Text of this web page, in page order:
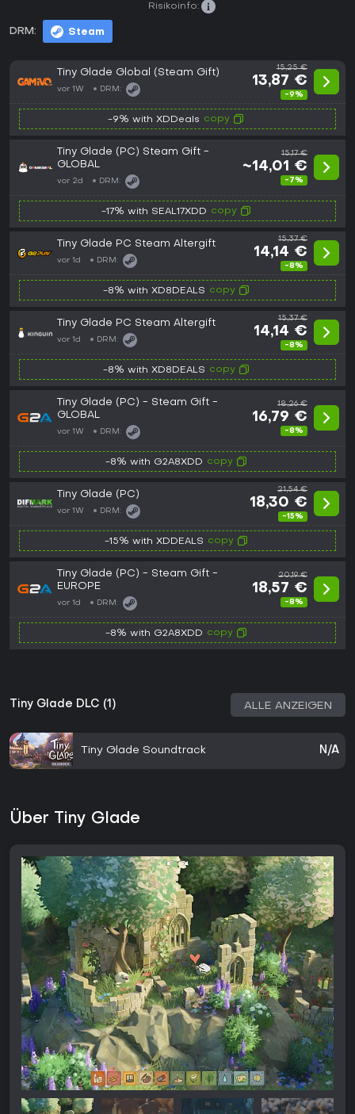
DRM: Steam
Risikoinfo:
Tiny Glade Global (Steam Gift)
vor 1W DRM:
15,25 €
13,87 €
-9%
-9% with XDDeals copy
Tiny Glade (PC) Steam Gift -
GLOBAL
vor 2d DRM:
15,17 €
~14,01 €
-7%
-17% with SEAL17XDD copy
Tiny Glade PC Steam Altergift
vor 1d DRM:
15,37 €
14,14 €
-8%
-8% with XD8DEALS copy
Tiny Glade PC Steam Altergift
vor 1d DRM:
15,37 €
14,14 €
-8%
-8% with XD8DEALS copy
Tiny Glade (PC) - Steam Gift -
GLOBAL
vor 1W DRM:
18,26 €
16,79 €
-8%
-8% with G2A8XDD copy
Tiny Glade (PC)
vor 1W DRM:
21,54 €
18,30 €
-15%
-15% with XDDEALS copy
Tiny Glade (PC) - Steam Gift -
EUROPE
vor 1d DRM:
20,19 €
18,57 €
-8%
-8% with G2A8XDD copy
Tiny Glade DLC (1) ALLE ANZEIGEN
Tiny Glade Soundtrack N/A
Über Tiny Glade